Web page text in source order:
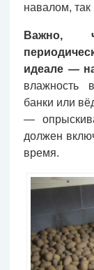
навалом,
Важно,
идеале —
влажность
банки или
—
должен
время.